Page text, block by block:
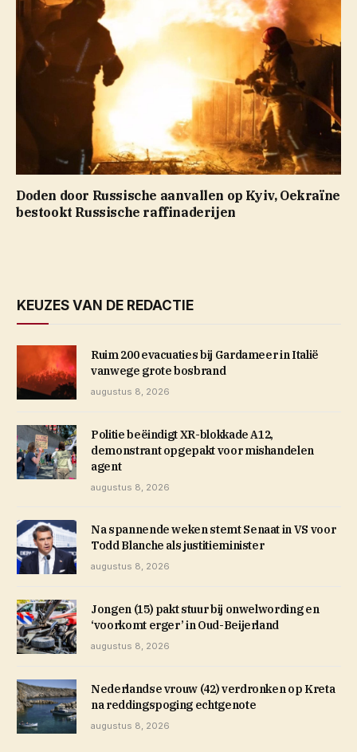
Doden door Russische aanvallen op Kyiv, Oekraïne
bestookt Russische raffinaderijen
KEUZES VAN DE REDACTIE
Ruim 200 evacuaties bij Gardameer in Italië
vanwege grote bosbrand
augustus 8, 2026
Politie beëindigt XR-blokkade A12,
demonstrant opgepakt voor mishandelen
agent
augustus 8, 2026
Na spannende weken stemt Senaat in VS voor
Todd Blanche als justitieminister
augustus 8, 2026
Jongen (15) pakt stuur bij onwelwording en
‘voorkomt erger’ in Oud-Beijerland
augustus 8, 2026
Nederlandse vrouw (42) verdronken op Kreta
na reddingspoging echtgenote
augustus 8, 2026